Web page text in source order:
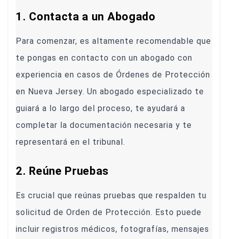
1. Contacta a un Abogado
Para comenzar, es altamente recomendable que
te pongas en contacto con un abogado con
experiencia en casos de Órdenes de Protección
en Nueva Jersey. Un abogado especializado te
guiará a lo largo del proceso, te ayudará a
completar la documentación necesaria y te
representará en el tribunal.
2. Reúne Pruebas
Es crucial que reúnas pruebas que respalden tu
solicitud de Orden de Protección. Esto puede
incluir registros médicos, fotografías, mensajes